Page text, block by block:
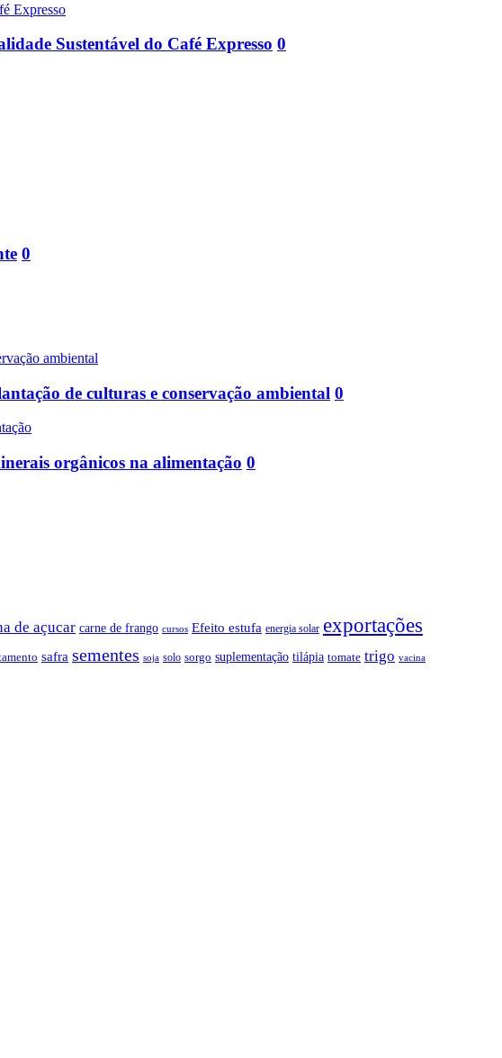
Sustentável do Café Expresso 0
0
de culturas e conservação ambiental 0
orgânicos na alimentação 0
de açucar carne de frango cursos Efeito estufa energia solar exportações
safra sementes soja solo sorgo suplementação tilápia tomate trigo vacina